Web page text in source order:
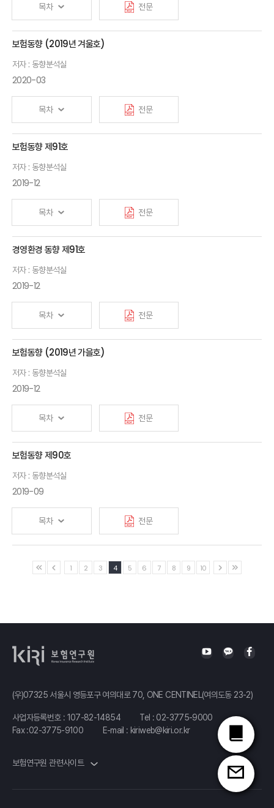
목차 전문
보험동향 (2019년 겨울호)
저자 : 동향분석실
2020-03
목차 전문
보험동향 제91호
저자 : 동향분석실
2019-12
목차 전문
경영환경 동향 제91호
저자 : 동향분석실
2019-12
목차 전문
보험동향 (2019년 가을호)
저자 : 동향분석실
2019-12
목차 전문
보험동향 제90호
저자 : 동향분석실
2019-09
목차 전문
1 2 3 4 5 6 7 8 9 10
(우)07325 서울시 영등포구 여의대로 70, ONE CENTINEL(여의도동 23-2)
사업자등록번호 : 107-82-14854 Tel : 02-3775-9000
Fax :02-3775-9100
E-mail : kiriweb@kiri.or.kr
보험연구원 관련사이트